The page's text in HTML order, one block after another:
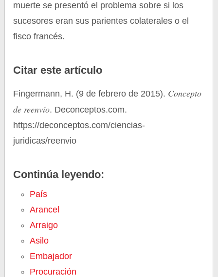
muerte se presentó el problema sobre si los
sucesores eran sus parientes colaterales o el
fisco francés.
Citar este artículo
Fingermann, H. (9 de febrero de 2015). Concepto
de reenvío. Deconceptos.com.
https://deconceptos.com/ciencias-
juridicas/reenvio
Continúa leyendo:
País
Arancel
Arraigo
Asilo
Embajador
Procuración